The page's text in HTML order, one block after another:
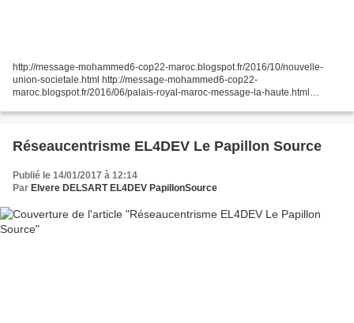
http://message-mohammed6-cop22-maroc.blogspot.fr/2016/10/nouvelle-
union-societale.html http://message-mohammed6-cop22-
maroc.blogspot.fr/2016/06/palais-royal-maroc-message-la-haute.html
http://www.el4dev.com/papillon/consortium.html...
Réseaucentrisme EL4DEV Le Papillon Source
Publié le 14/01/2017 à 12:14
Par Elvere DELSART EL4DEV PapillonSource